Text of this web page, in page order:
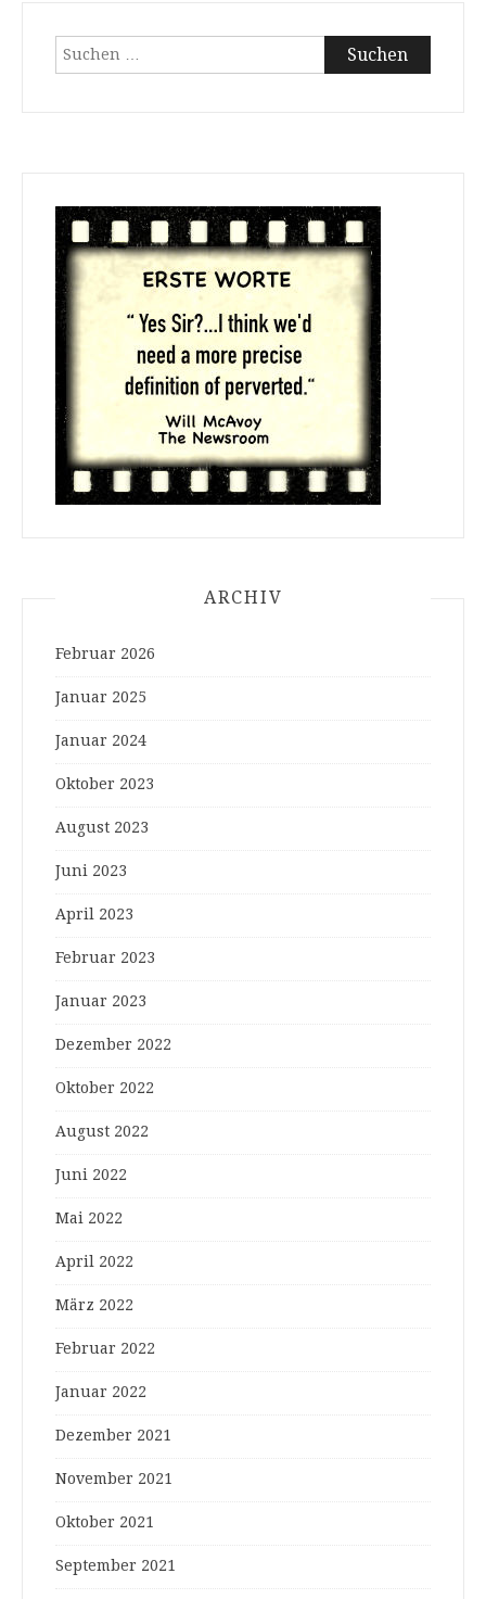
Suchen
nach:
ARCHIV
Februar 2026
Januar 2025
Januar 2024
Oktober 2023
August 2023
Juni 2023
April 2023
Februar 2023
Januar 2023
Dezember 2022
Oktober 2022
August 2022
Juni 2022
Mai 2022
April 2022
März 2022
Februar 2022
Januar 2022
Dezember 2021
November 2021
Oktober 2021
September 2021